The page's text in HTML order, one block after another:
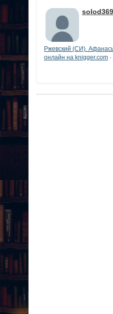
solod369
Ржевский (СИ).
онлайн на knigger.com ·